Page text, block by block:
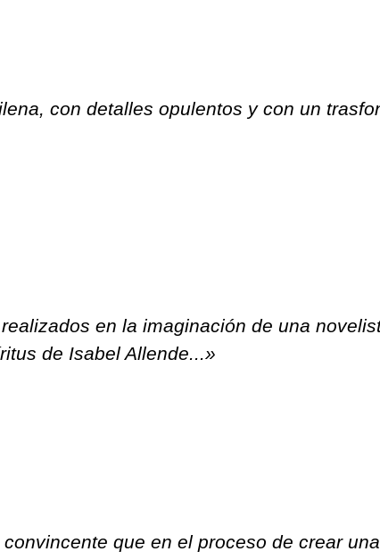
con detalles opulentos y con un
en la imaginación de una
de Isabel Allende...»
que en el proceso de crear